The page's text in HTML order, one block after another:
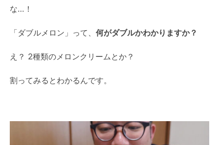
な…！
「ダブルメロン」って、 何がダブルかわかりますか？
え？ 2種類のメロンクリームとか？
割ってみるとわかるんです。